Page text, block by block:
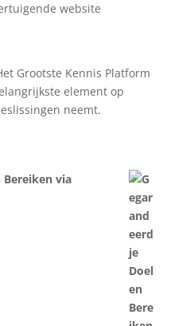
website
Grootste Kennis Platform
element op
neemt.
Bereiken via